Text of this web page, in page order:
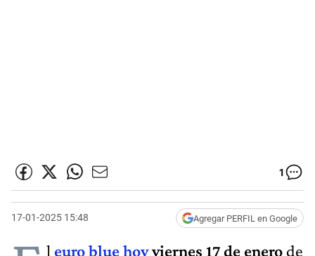
1
17-01-2025 15:48 Agregar PERFIL en Google
l euro blu​e hoyviernes 17 de enero de